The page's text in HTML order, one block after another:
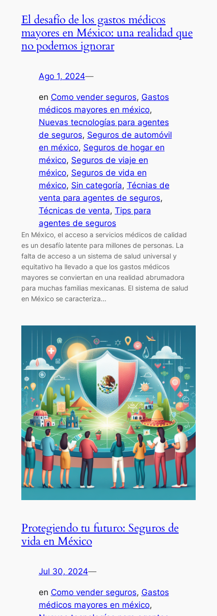
El desafío de los gastos médicos
mayores en México: una realidad que
no podemos ignorar
Ago 1, 2024—
en Como vender seguros, Gastos
médicos mayores en méxico
Nuevas tecnologías para agentes
de seguros, Seguros de automóvil
en méxico, Seguros de hogar en
méxico, Seguros de viaje en
méxico, Seguros de vida en
méxico, Sin categoría, Técnias de
venta para agentes de seguros
Técnicas de venta, Tips para
agentes de seguros
En México, el acceso a servicios médicos de calidad
es un desafío latente para millones de personas. La
falta de acceso a un sistema de salud universal y
equitativo ha llevado a que los gastos médicos
mayores se conviertan en una realidad abrumadora
para muchas familias mexicanas. El sistema de salud
en México se caracteriza…
Protegiendo tu futuro: Seguros de
vida en México
Jul 30, 2024—
en Como vender seguros, Gastos
médicos mayores en méxico